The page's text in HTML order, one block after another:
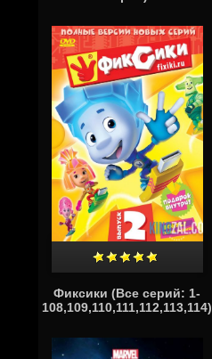
Фиксики (Все серий: 1-
108,109,110,111,112,113,114)